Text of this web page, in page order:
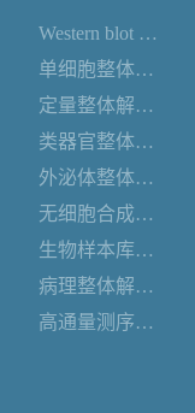
Western blot 整体解决方案
单细胞整体解决方案
定量整体解决方案
类器官整体解决方案
外泌体整体解决方案
无细胞合成整体解决方案
生物样本库整体解决方案
病理整体解决方案
高通量测序整体解决方案